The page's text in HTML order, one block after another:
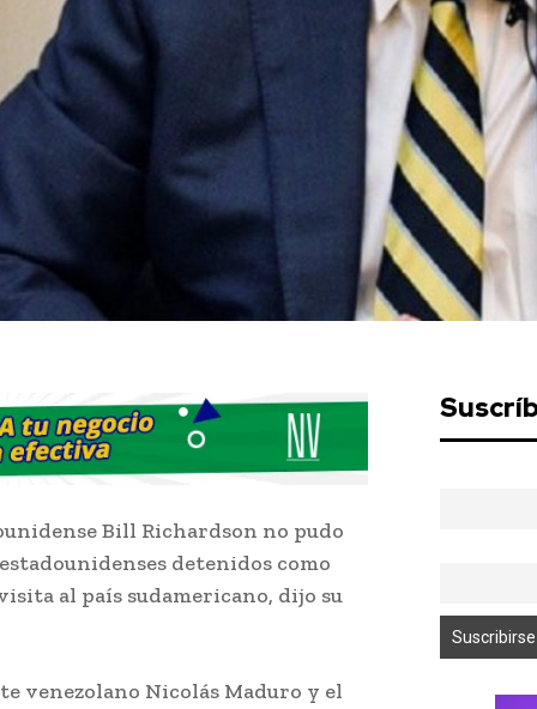
Bill Richardson no pudo
detenidos como
al país sudamericano, dijo su
venezolano Nicolás Maduro y el